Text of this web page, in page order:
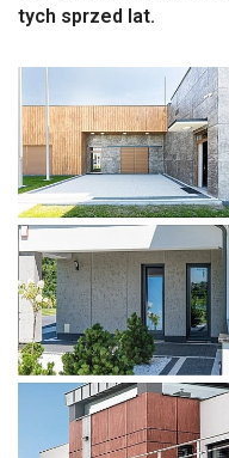
tych sprzed lat.